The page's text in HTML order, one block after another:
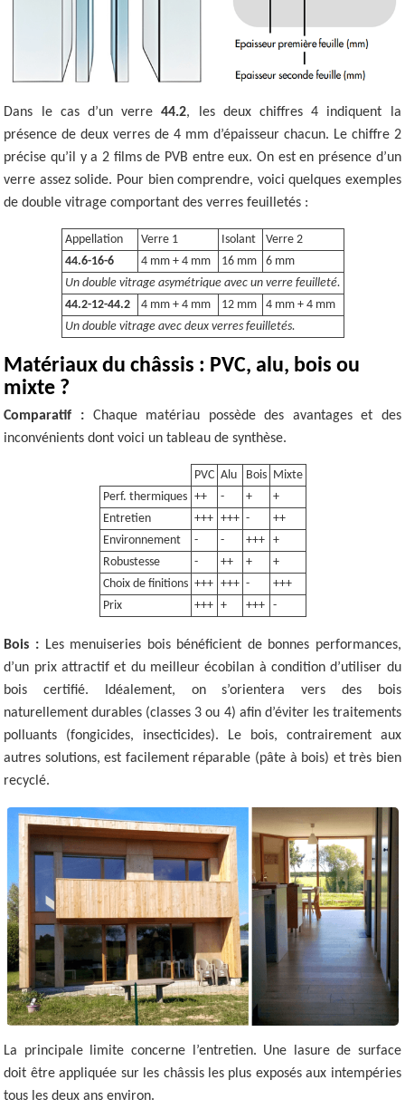
Dans le cas d’un verre44.2, les deux chiffres 4 indiquent la
présence de deux verres de 4 mm d’épaisseur chacun. Le chiffre 2
précise qu’il y a 2 films de PVB entre eux. On est en présence d’un
verre assez solide. Pour bien comprendre, voici quelques exemples
de double vitrage comportant des verres feuilletés :
Appellation Verre 1 Isolant
Verre 2
44.6-16-6
4 mm + 4 mm 16 mm
6 mm
Un double vitrage asymétrique avec un verre feuilleté.
44.2-12-44.2
4 mm + 4 mm 12 mm
4 mm + 4 mm
Un double vitrage avec deux verres feuilletés.
Matériaux du châssis : PVC, alu, bois ou
mixte ?
Comparatif : Chaque matériau possède des avantages et des
inconvénients dont voici un tableau de synthèse.
PVC Alu Bois Mixte
Perf. thermiques ++ - +
+
Entretien
+++ +++ -
++
Environnement
- - +++
+
Robustesse
- ++ +
+
Choix de finitions +++ +++ -
+++
Prix
+++ + +++ -
Bois : Les menuiseries bois bénéficient de bonnes performances,
d’un prix attractif et du meilleur écobilan à condition d’utiliser du
bois certifié. Idéalement, on s’orientera vers des bois
naturellement durables (classes 3 ou 4) afin d’éviter les traitements
polluants (fongicides, insecticides). Le bois, contrairement aux
autres solutions, est facilement réparable (pâte à bois) et très bien
recyclé.
La principale limite concerne l’entretien. Une lasure de surface
doit être appliquée sur les châssis les plus exposés aux intempéries
tous les deux ans environ.